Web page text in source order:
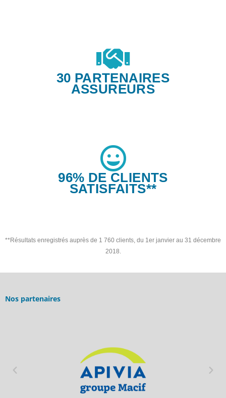
30 PARTENAIRES
ASSUREURS
96% DE CLIENTS
SATISFAITS**
**Résultats enregistrés auprès de 1 760 clients, du 1er janvier au 31 décembre
2018.
Nos partenaires